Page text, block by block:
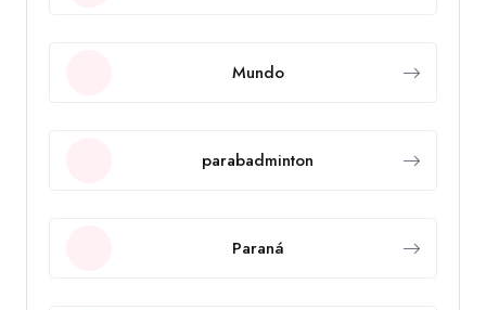
Mundo
parabadminton
Paraná